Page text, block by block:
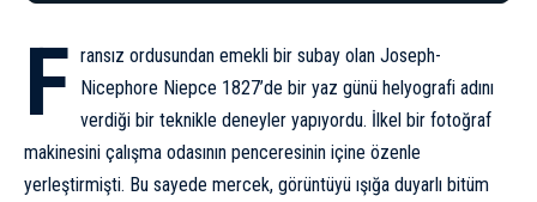
F ransız ordusundan emekli bir subay olan Joseph-
Nicephore Niepce 1827’de bir yaz günü helyografi adını
verdiği bir teknikle deneyler yapıyordu. İlkel bir fotoğraf
makinesini çalışma odasının penceresinin içine özenle
yerleştirmişti. Bu sayede mercek, görüntüyü ışığa duyarlı bitüm